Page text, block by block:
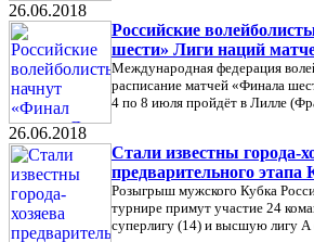
26.06.2018
Российские
шести» Лиги наций
Международная федерация
расписание матчей «Финала
4 по 8 июля пройдёт в Лилле
26.06.2018
Стали известны города-
предварительного этапа
Розыгрыш мужского Кубка
турнире примут участие 24
суперлигу (14) и высшую лигу А